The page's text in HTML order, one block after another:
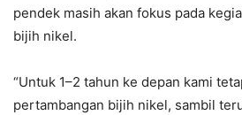
pendek masih akan fokus pada
bijih nikel.
“Untuk 1–2 tahun ke depan kami
pertambangan bijih nikel, sambil